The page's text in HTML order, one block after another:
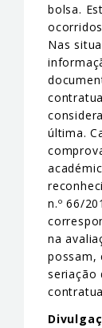
bolsa.
Nas
última.
n.º 66/
na
possam,
seriação